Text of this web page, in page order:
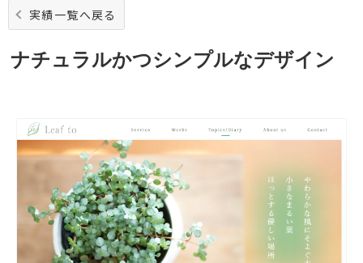
実績一覧へ戻る
ナチュラルかつシンプルなデザイン